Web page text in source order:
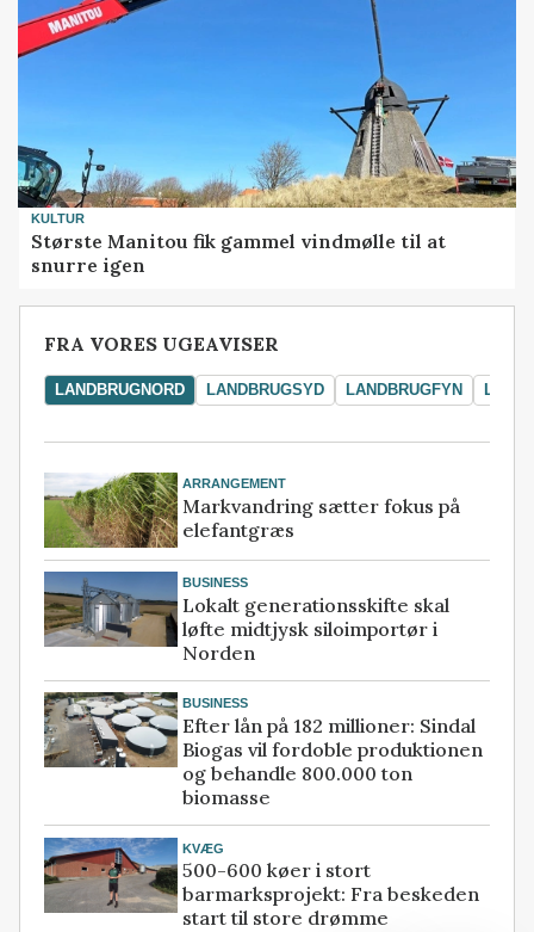
KULTUR
Største Manitou fik gammel vindmølle til at
snurre igen
FRA VORES UGEAVISER
LANDBRUGNORD LANDBRUGSYD LANDBRUGFYN
ARRANGEMENT
Markvandring sætter fokus på
elefantgræs
BUSINESS
Lokalt generationsskifte skal
løfte midtjysk siloimportør i
Norden
BUSINESS
Efter lån på 182 millioner: Sindal
Biogas vil fordoble produktionen
og behandle 800.000 ton
biomasse
KVÆG
500-600 køer i stort
barmarksprojekt: Fra beskeden
start til store drømme